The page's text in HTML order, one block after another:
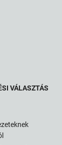
VÁLASZTÁS